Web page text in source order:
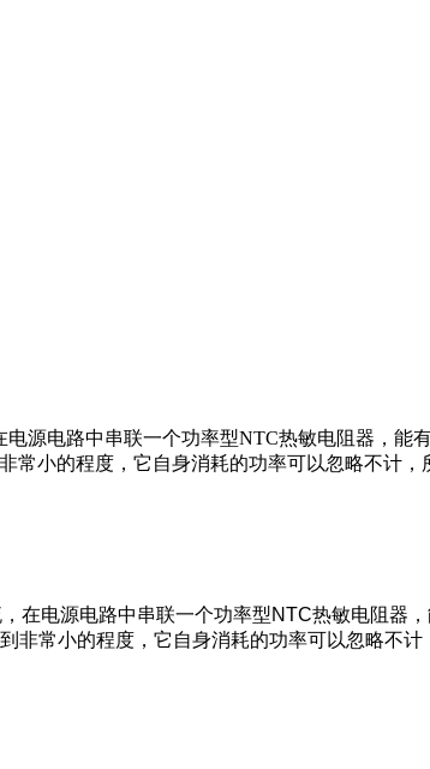
源电路中串联一个功率型NTC热敏电阻器，能
常小的程度，它自身消耗的功率可以忽略不计
电源电路中串联一个功率型NTC热敏电阻器
非常小的程度，它自身消耗的功率可以忽略不